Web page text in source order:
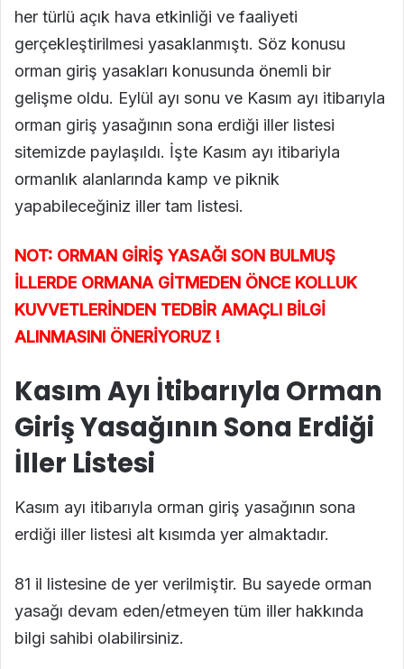
her türlü açık hava etkinliği ve faaliyeti
gerçekleştirilmesi yasaklanmıştı. Söz konusu
orman giriş yasakları konusunda önemli bir
gelişme oldu. Eylül ayı sonu ve Kasım ayı itibarıyla
orman giriş yasağının sona erdiği iller listesi
sitemizde paylaşıldı. İşte Kasım ayı itibariyla
ormanlık alanlarında kamp ve piknik
yapabileceğiniz iller tam listesi.
NOT: ORMAN GİRİŞ YASAĞI SON BULMUŞ
İLLERDE ORMANA GİTMEDEN ÖNCE KOLLUK
KUVVETLERİNDEN TEDBİR AMAÇLI BİLGİ
ALINMASINI ÖNERİYORUZ !
Kasım Ayı İtibarıyla Orman
Giriş Yasağının Sona Erdiği
İller Listesi
Kasım ayı itibarıyla orman giriş yasağının sona
erdiği iller listesi alt kısımda yer almaktadır.
81 il listesine de yer verilmiştir. Bu sayede orman
yasağı devam eden/etmeyen tüm iller hakkında
bilgi sahibi olabilirsiniz.